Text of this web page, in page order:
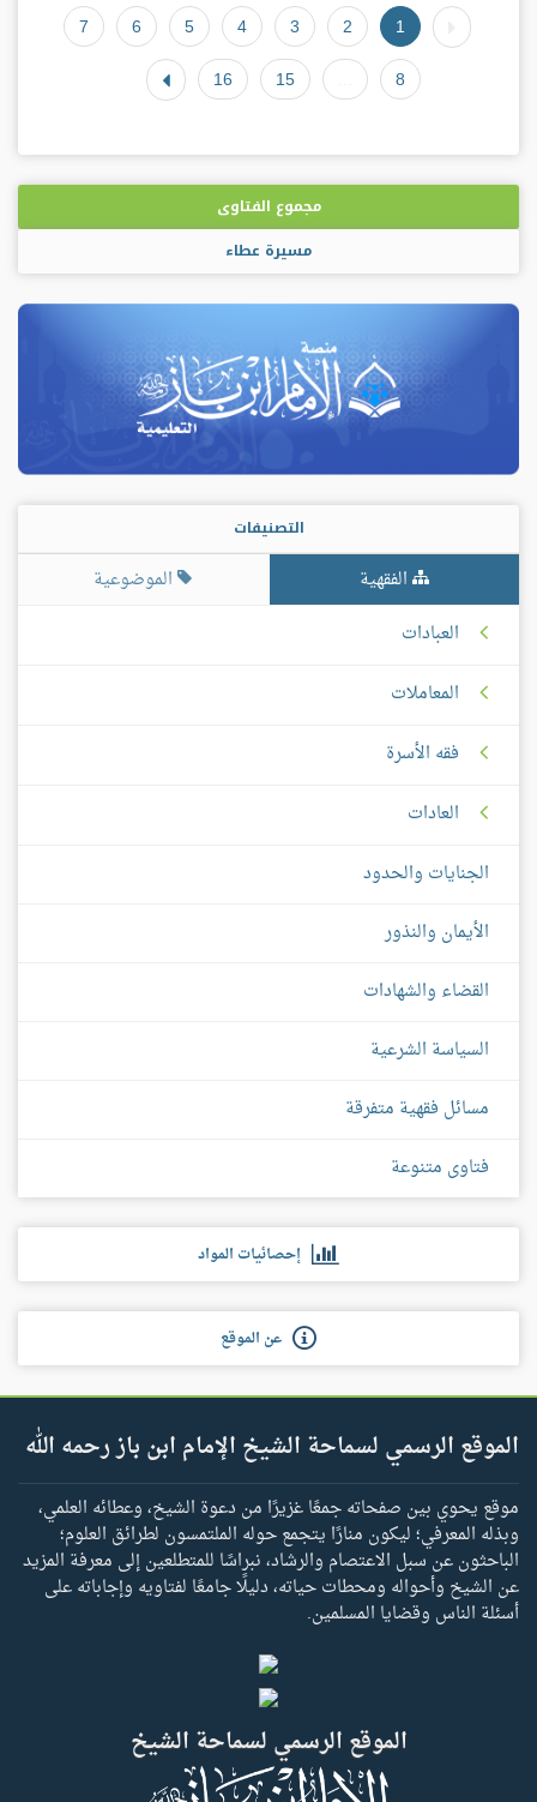
1
2
3
4
5
6
7
8
15
16
مجموع الفتاوى
مسيرة عطاء
التصنيفات
الفقهية
الموضوعية
العبادات
المعاملات
فقه الأسرة
العادات
الجنايات والحدود
الأيمان والنذور
القضاء والشهادات
السياسة الشرعية
مسائل فقهية متفرقة
فتاوى متنوعة
إحصائيات المواد
عن الموقع
الموقع الرسمي لسماحة الشيخ الإمام ابن باز رحمه الله
موقع يحوي بين صفحاته جمعًا غزيرًا من دعوة الشيخ، وعطائه العلمي،
وبذله المعرفي؛ ليكون منارًا يتجمع حوله الملتمسون لطرائق العلوم؛
الباحثون عن سبل الاعتصام والرشاد، نبراسًا للمتطلعين إلى معرفة المزيد
عن الشيخ وأحواله ومحطات حياته، دليلًا جامعًا لفتاويه وإجاباته على
أسئلة الناس وقضايا المسلمين.
الموقع الرسمي لسماحة الشيخ